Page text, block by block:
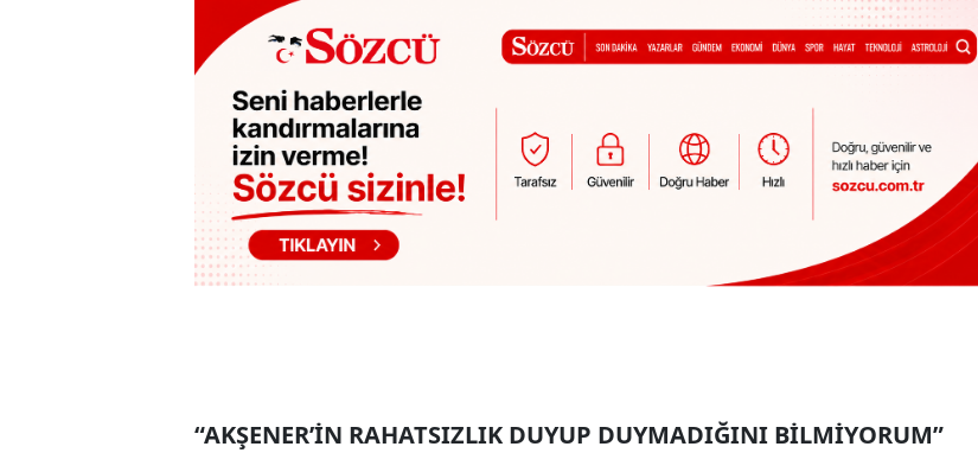
“AKŞENER’İN RAHATSIZLIK DUYUP DUYMADIĞINI BİLMİYORUM”